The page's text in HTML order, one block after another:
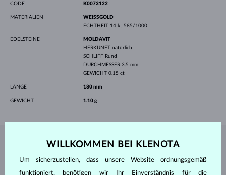
CODE K0073122
MATERIALIEN
WEISSGOLD
ECHTHEIT 14 kt 585/1000
EDELSTEINE
MOLDAVIT
HERKUNFT natürlich
SCHLIFF Rund
DURCHMESSER 3.5 mm
GEWICHT 0.15 ct
LÄNGE 180 mm
GEWICHT 1.10 g
SCHMUCK AUS DEMKLENOTA ATELIER
WILLKOMMEN BEI KLENOTA
Um sicherzustellen, dass unsere Website ordnungsgemäß
funktioniert, benötigen wir Ihr Einverständnis für die